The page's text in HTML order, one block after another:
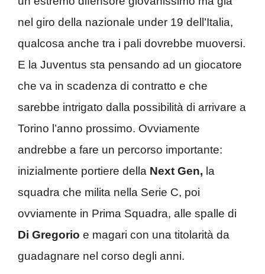
nel giro della nazionale under 19 dell’Italia,
qualcosa anche tra i pali dovrebbe muoversi.
E la Juventus sta pensando ad un giocatore
che va in scadenza di contratto e che
sarebbe intrigato dalla possibilità di arrivare a
Torino l’anno prossimo. Ovviamente
andrebbe a fare un percorso importante:
inizialmente portiere della Next Gen, la
squadra che milita nella Serie C, poi
ovviamente in Prima Squadra, alle spalle di
Di Gregorio e magari con una titolarità da
guadagnare nel corso degli anni.